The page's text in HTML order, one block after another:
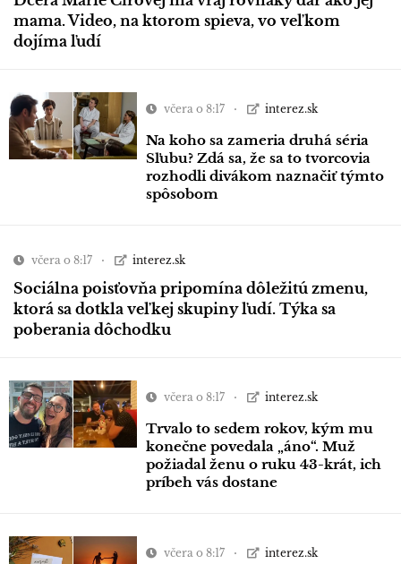
mama. Video, na ktorom spieva, vo veľkom
dojíma ľudí
včera o 8:17 interez.sk
Na koho sa zameria druhá séria
Sľubu? Zdá sa, že sa to tvorcovia
rozhodli divákom naznačiť týmto
spôsobom
včera o 8:17 interez.sk
Sociálna poisťovňa pripomína dôležitú zmenu,
ktorá sa dotkla veľkej skupiny ľudí. Týka sa
poberania dôchodku
včera o 8:17 interez.sk
Trvalo to sedem rokov, kým mu
konečne povedala „áno“. Muž
požiadal ženu o ruku 43-krát, ich
príbeh vás dostane
včera o 8:17 interez.sk